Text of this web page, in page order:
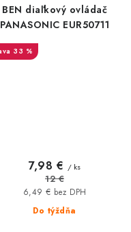
BEN diaľkový ovládač
PANASONIC EUR50711
33 %
Do týždňa
6,49 € bez DPH
7,98 € / ks
12 €